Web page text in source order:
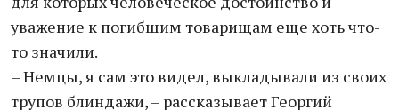
уважение к погибшим товарищам еще хоть что-
то значили.
– Немцы, я сам это видел, выкладывали из своих
трупов блиндажи, – рассказывает Георгий